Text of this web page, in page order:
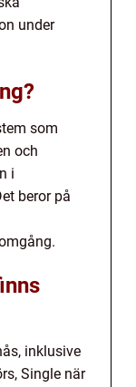
under
som
och
i
beror på
inklusive
Single när